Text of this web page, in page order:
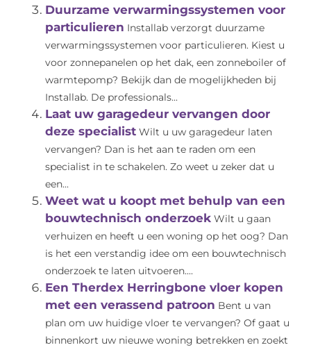
Duurzame verwarmingssystemen voor
particulieren Installab verzorgt duurzame
verwarmingssystemen voor particulieren. Kiest u
voor zonnepanelen op het dak, een zonneboiler of
warmtepomp? Bekijk dan de mogelijkheden bij
Installab. De professionals...
Laat uw garagedeur vervangen door
deze specialist Wilt u uw garagedeur laten
vervangen? Dan is het aan te raden om een
specialist in te schakelen. Zo weet u zeker dat u
een...
Weet wat u koopt met behulp van een
bouwtechnisch onderzoek Wilt u gaan
verhuizen en heeft u een woning op het oog? Dan
is het een verstandig idee om een bouwtechnisch
onderzoek te laten uitvoeren....
Een Therdex Herringbone vloer kopen
met een verassend patroon Bent u van
plan om uw huidige vloer te vervangen? Of gaat u
binnenkort uw nieuwe woning betrekken en zoekt